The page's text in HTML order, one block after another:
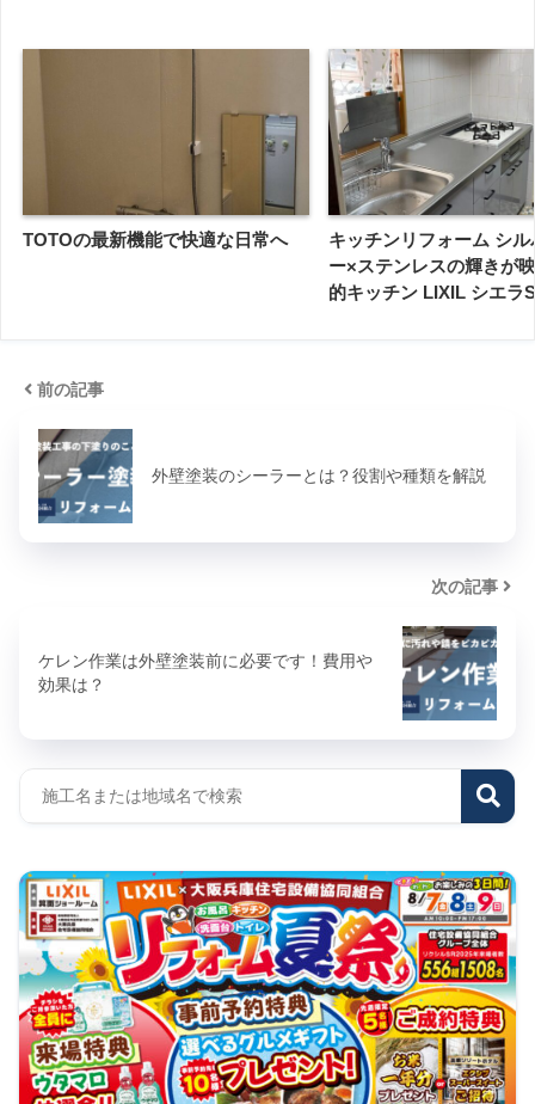
TOTOの最新機能で快適な日常へ
キッチンリフォーム シ
ー×ステンレスの輝きが
的キッチン LIXIL シエラS
前の記事
外壁塗装のシーラーとは？役割や種類を解説
次の記事
ケレン作業は外壁塗装前に必要です！費用や
効果は？